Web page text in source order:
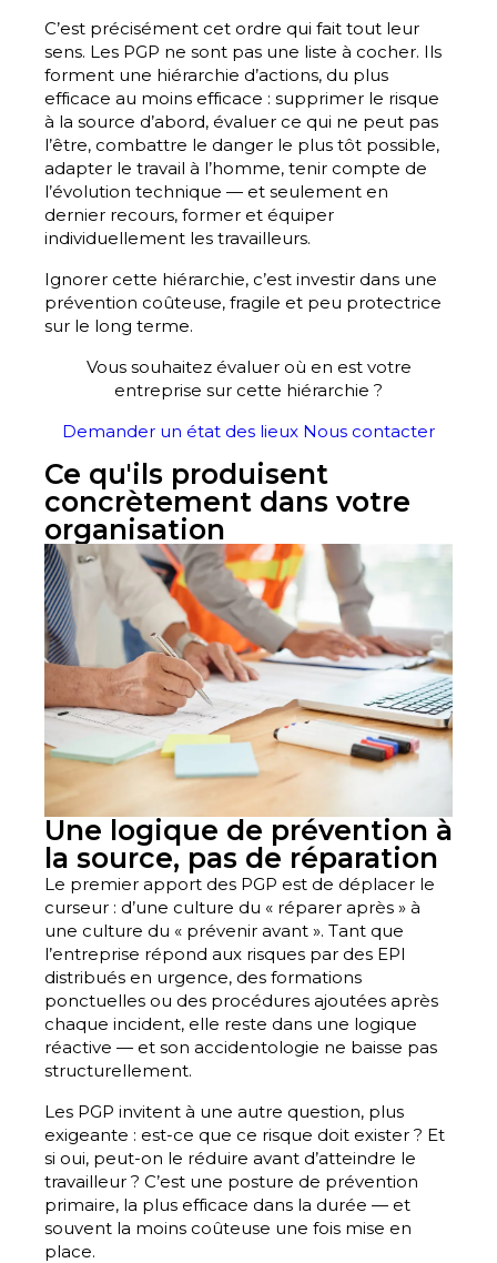
C’est précisément cet ordre qui fait tout leur
sens. Les PGP ne sont pas une liste à cocher. Ils
forment une hiérarchie d’actions, du plus
efficace au moins efficace : supprimer le risque
à la source d’abord, évaluer ce qui ne peut pas
l’être, combattre le danger le plus tôt possible,
adapter le travail à l’homme, tenir compte de
l’évolution technique — et seulement en
dernier recours, former et équiper
individuellement les travailleurs.
Ignorer cette hiérarchie, c’est investir dans une
prévention coûteuse, fragile et peu protectrice
sur le long terme.
Vous souhaitez évaluer où en est votre
entreprise sur cette hiérarchie ?
Demander un état des lieux Nous contacter
Ce qu'ils produisent
concrètement dans votre
organisation
Une logique de prévention à
la source, pas de réparation
Le premier apport des PGP est de déplacer le
curseur : d’une culture du « réparer après » à
une culture du « prévenir avant ». Tant que
l’entreprise répond aux risques par des EPI
distribués en urgence, des formations
ponctuelles ou des procédures ajoutées après
chaque incident, elle reste dans une logique
réactive — et son accidentologie ne baisse pas
structurellement.
Les PGP invitent à une autre question, plus
exigeante : est-ce que ce risque doit exister ? Et
si oui, peut-on le réduire avant d’atteindre le
travailleur ? C’est une posture de prévention
primaire, la plus efficace dans la durée — et
souvent la moins coûteuse une fois mise en
place.